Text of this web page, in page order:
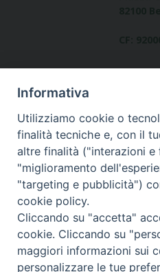
Informativa
Utilizziamo cookie o
finalità tecniche e, con il
altre finalità ("interazioni e
"miglioramento
"targeting e pubblicità")
cookie policy.
Cliccando su "accetta"
cookie. Cliccando su
maggiori informazioni sui
personalizzare le tue